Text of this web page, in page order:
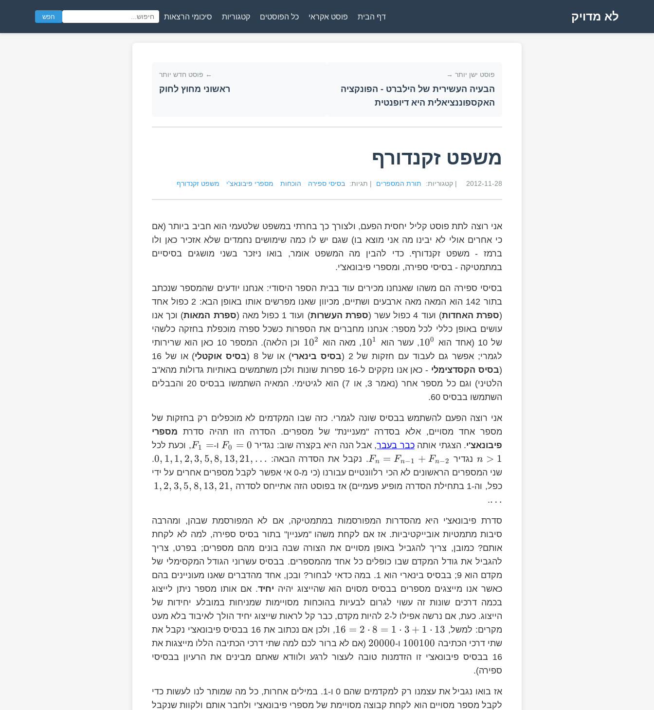
לא מדויק דף הבית פוסט אקראי כל הפוסטים קטגוריות סיכומי הרצאות חפש
פוסט ישן יותר →
הבעיה העשירית של הילברט - הפונקציה
האקספוננציאלית היא דיופנטית
← פוסט חדש יותר
ראשוני מחוץ לחוק
משפט זקנדורף
2012-11-28 | קטגוריות: תורת המספרים | תגיות: בסיסי ספירה הוכחות מספרי פיבונאצ'י משפט זקנדורף
אני רוצה לתת פוסט קליל יחסית הפעם, ולצורך כך בחרתי במשפט שלטעמי הוא חביב ביותר (אם
כי אחרים אולי לא יבינו מה אני מוצא בו) שגם יש לו כמה שימושים נחמדים שלא אזכיר כאן ולו
ברמז - משפט זקנדורף. כדי להבין מה המשפט אומר, בואו ניזכר בשני מושגים בסיסיים
במתמטיקה - בסיסי ספירה, ומספרי פיבונאצ'י.
בסיסי ספירה הם משהו שאנחנו מכירים עוד בבית הספר היסודי: אנחנו יודעים שהמספר שנכתב
בתור 142 הוא המאה מאה ארבעים ושתיים, מכיוון שאנו מפרשים אותו באופן הבא: 2 כפול אחד
(ספרת האחדות) ועוד 4 כפול עשר ( ספרת העשרות) ועוד 1 כפול מאה ( ספרת המאות) וכך אנו
עושים באופן כללי לכל מספר: אנחנו מחברים את הספרות כשכל ספרה מוכפלת בחזקה כלשהי
של 10 (אחד הוא
10^{0} 100 , עשר הוא 10^{1} 101 , מאה הוא10^{2}
102
וכן הלאה). המספר 10 כאן הוא שרירותי
לגמרי; אפשר גם לעבוד עם חזקות של 2 (
בסיס בינארי) או של 8 ( בסיס אוקטלי
) או של 16
(בסיס הקסדצימלי
- כאן אנו נזקקים ל-16 ספרות שונות ולכן משתמשים באותיות גדולות מהא"ב
הלטיני) וגם כל מספר אחר (נאמר 3, או 7) הוא לגיטימי. המאיה השתמשו בבסיס 20 והבבלים
השתמשו בבסיס 60.
אני רוצה הפעם להשתמש בבסיס שונה לגמרי. כזה שבו המקדמים לא מוכפלים רק בחזקות של
מספר אחד מסויים, אלא בסדרה "מעניינת" של מספרים. הסדרה הזו תהיה סדרת מספרי
פיבונאצ'י. הצגתי אותהכבר בעבר, אבל הנה היא בקצרה שוב: נגדיר F_{0}=0
F0 = 0 ו- F_{1}=
F1 = , וכעת לכל
n > 1 נגדיר
F_{n}=F_{n-
1}+F_{n-2}
Fn = Fn−1 + Fn−2 . נקבל את הסדרה הבאה: 0,1,1,2,3,5,8,13,21,\dots
0, 1, 1, 2, 3, 5, 8, 13, 21, …
.
שני המספרים הראשונים לא הכי רלוונטיים עבורנו (כי מ-0 אי אפשר לקבל מספרים אחרים על ידי
כפל, וה-1 בתחילת הסדרה מופיע פעמיים) אז בפוסט הזה אתייחס לסדרה1,2,3,5,8,13,21,\dots
1, 2, 3, 5, 8, 13, 21,
…
.
סדרת פיבונאצ'י היא מהסדרות המפורסמות במתמטיקה, אם לא המפורסמת שבהן, ומהרבה
סיבות מתמטיות אובייקטיביות. אז אם לקחת משהו "מעניין" בתור בסיס ספירה, למה לא לקחת
אותם? כמובן, צריך להגביל באופן מסויים את הצורה שבה בונים מהם מספרים; בפרט, צריך
להגביל את גודל המקדם שבו כופלים כל אחד מהמספרים. בבסיס עשרוני הגודל המקסימלי של
מקדם הוא 9; בבסיס בינארי הוא 1. במה כדאי לבחור? ובכן, אחד מהדברים שאנו מעוניינים בהם
כאשר אנו מייצגים מספרים בבסיס מסוים הוא שהייצוג יהיה יחיד. אם אותו מספר ניתן לייצוג
בכמה דרכים שונות זה עשוי לגרום לבעיות בהוכחות מסויימות שמניחות במובלע יחידות של
הייצוג. כעת, אם נרשה אפילו ל-2 להיות מקדם, כבר קל לראות שייצוג יחיד הולך לאיבוד בלא מעט
מקרים: למשל,16=2\cdot8=1\cdot3+1\cdot13
16 = 2 ⋅ 8 = 1 ⋅ 3 + 1 ⋅ 13
, ולכן אם נכתוב את 16 בבסיס פיבונאצ'י נקבל את
שתי דרכי הכתיבה
100100 100100 ו- 20000 20000 (אם לא ברור לכם למה שתי דרכי הכתיבה הללו מייצגות את
16 בבסיס פיבונאצ'י זו הזדמנות טובה לעצור לרגע ולוודא שאתם מבינים את הרעיון בבסיסי
ספירה).
אז בואו נגביל את עצמנו רק למקדמים שהם 0 ו-1. במילים אחרות, כל מה שמותר לנו לעשות כדי
לקבל מספר מסויים הוא לקחת קבוצה מסויימת של מספרי פיבונאצ'י ולחבר אותם ולקוות שנקבל